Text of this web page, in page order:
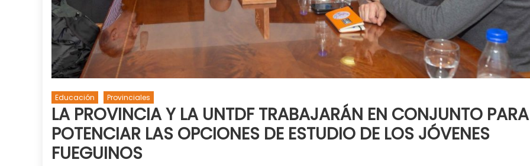
Educación Provinciales
LA PROVINCIA Y LA UNTDF TRABAJARÁN EN CONJUNTO PARA
POTENCIAR LAS OPCIONES DE ESTUDIO DE LOS JÓVENES
FUEGUINOS